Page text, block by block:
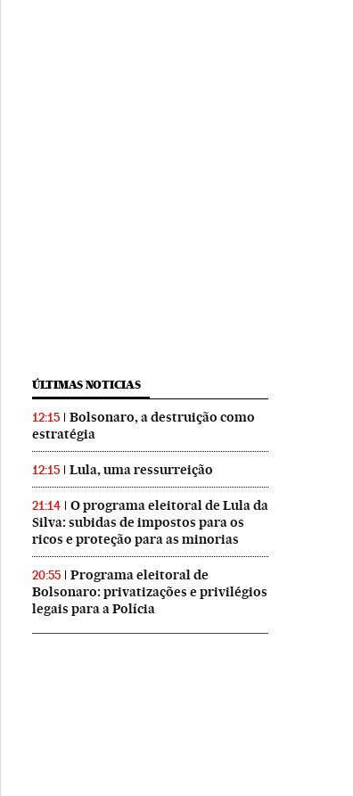
ÚLTIMAS NOTICIAS
12:15
Bolsonaro, a destruição como
estratégia
12:15 Lula, uma ressurreição
21:14
O programa eleitoral de Lula da
Silva: subidas de impostos para os
ricos e proteção para as minorias
20:55
Programa eleitoral de
Bolsonaro: privatizações e privilégios
legais para a Polícia